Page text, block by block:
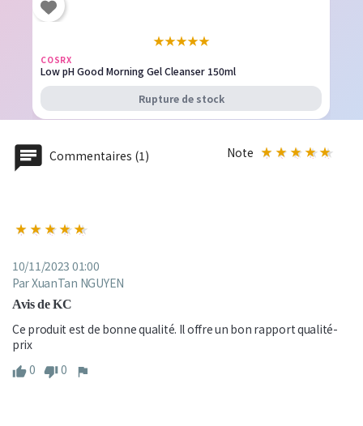
★★★★★
COSRX
Low pH Good Morning Gel Cleanser 150ml
Rupture de stock
Commentaires (1) Note
10/11/2023 01:00
Par XuanTan NGUYEN
Avis de KC
Ce produit est de bonne qualité. Il offre un bon rapport qualité-
prix
0
0